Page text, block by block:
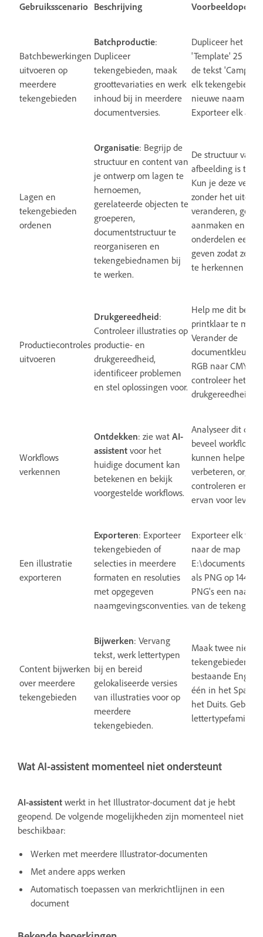
Gebruiksscenario Beschrijving
Batchbewerkingen
uitvoeren op
meerdere
tekengebieden
Batchproductie:
Dupliceer
tekengebieden, maak
groottevariaties en werk
inhoud bij in meerdere
documentversies.
Dupliceer het
'Template' 25
de tekst
elk tekengebied
nieuwe naam uit
Exporteer elk als
Lagen en
tekengebieden
ordenen
Organisatie: Begrijp de
structuur en content van
je ontwerp om lagen te
hernoemen,
gerelateerde objecten te
groeperen,
documentstructuur te
reorganiseren en
tekengebiednamen bij
te werken.
De structuur van
afbeelding is te
Kun je deze
zonder het
veranderen,
aanmaken en de
onderdelen een
geven zodat ze
te herkennen zijn?
Productiecontroles
uitvoeren
Drukgereedheid:
Controleer illustraties op
productie- en
drukgereedheid,
identificeer problemen
en stel oplossingen voor.
Help me dit
printklaar te
Verander de
RGB naar CMYK
controleer het op
Workflows
verkennen
Ontdekken: zie wat AI-
assistent voor het
huidige document kan
betekenen en bekijk
voorgestelde workflows.
Analyseer dit
beveel workflows
kunnen helpen
verbeteren,
controleren en
ervan voor
Een illustratie
exporteren
Exporteren: Exporteer
tekengebieden of
selecties in meerdere
formaten en resoluties
met opgegeven
naamgevingsconventies.
Exporteer elk
naar de map
als PNG op 144
PNG's een naam
van de
Content bijwerken
over meerdere
tekengebieden
Bijwerken: Vervang
tekst, werk lettertypen
bij en bereid
gelokaliseerde versies
van illustraties voor op
meerdere
tekengebieden.
Maak twee
tekengebieden
bestaande
één in het
het Duits. Gebruik
lettertypefamilie
Wat AI-assistent momenteel niet ondersteunt
AI-assistent werkt in het Illustrator-document dat je hebt
geopend. De volgende mogelijkheden zijn momenteel niet
beschikbaar:
Werken met meerdere Illustrator-documenten
Met andere apps werken
Automatisch toepassen van merkrichtlijnen in een
document